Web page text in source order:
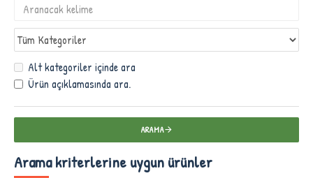
Alt kategoriler içinde ara
Ürün açıklamasında ara.
ARAMA
Arama kriterlerine uygun ürünler